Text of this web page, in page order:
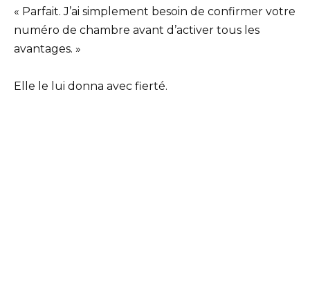
« Parfait. J’ai simplement besoin de confirmer votre
numéro de chambre avant d’activer tous les
avantages. »
Elle le lui donna avec fierté.